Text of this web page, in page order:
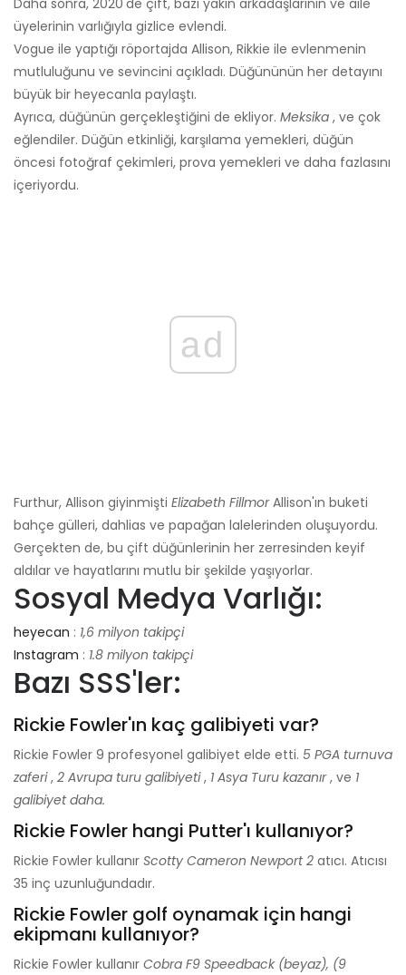
Daha sonra, 2020'de çift, bazı yakın arkadaşlarının ve aile
üyelerinin varlığıyla gizlice evlendi.
Vogue ile yaptığı röportajda Allison, Rikkie ile evlenmenin
mutluluğunu ve sevincini açıkladı. Düğününün her detayını
büyük bir heyecanla paylaştı.
Ayrıca, düğünün gerçekleştiğini de ekliyor. Meksika , ve çok
eğlendiler. Düğün etkinliği, karşılama yemekleri, düğün
öncesi fotoğraf çekimleri, prova yemekleri ve daha fazlasını
içeriyordu.
ad
Furthur, Allison giyinmişti Elizabeth FillmorAllison'ın buketi
bahçe gülleri, dahlias ve papağan lalelerinden oluşuyordu.
Gerçekten de, bu çift düğünlerinin her zerresinden keyif
aldılar ve hayatlarını mutlu bir şekilde yaşıyorlar.
Sosyal Medya Varlığı:
heyecan : 1,6 milyon takipçi
Instagram : 1.8 milyon takipçi
Bazı SSS'ler:
Rickie Fowler'ın kaç galibiyeti var?
Rickie Fowler 9 profesyonel galibiyet elde etti. 5 PGA turnuva
zaferi, 2 Avrupa turu galibiyeti, 1 Asya Turu kazanır, ve 1
galibiyet daha.
Rickie Fowler hangi Putter'ı kullanıyor?
Rickie Fowler kullanır Scotty Cameron Newport 2 atıcı. Atıcısı
35 inç uzunluğundadır.
Rickie Fowler golf oynamak için hangi
ekipmanı kullanıyor?
Rickie Fowler kullanır Cobra F9 Speedback (beyaz), (9